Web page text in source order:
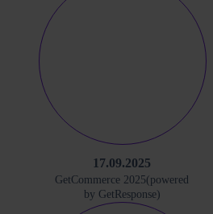
17.09.2025
GetCommerce 2025(powered
by GetResponse)